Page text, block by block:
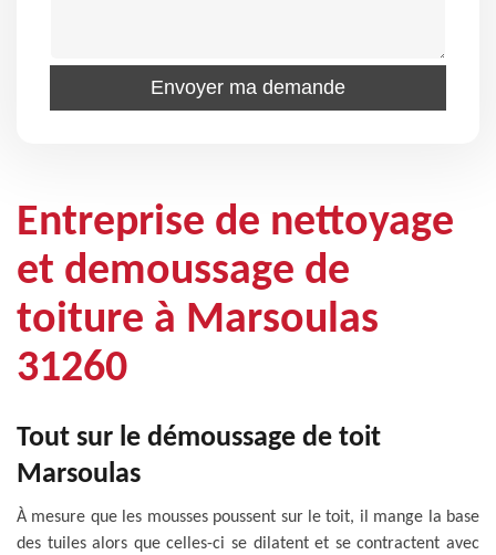
Entreprise de nettoyage
et demoussage de
toiture à Marsoulas
31260
Tout sur le démoussage de toit
Marsoulas
À mesure que les mousses poussent sur le toit, il mange la base
des tuiles alors que celles-ci se dilatent et se contractent avec